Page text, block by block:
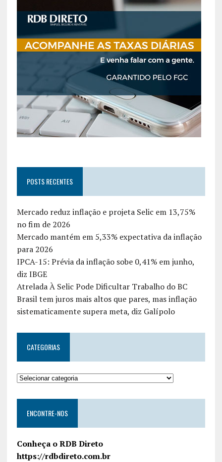
POSTS RECENTES
Mercado reduz inflação e projeta Selic em 13,75%
no fim de 2026
Mercado mantém em 5,33% expectativa da inflação
para 2026
IPCA-15: Prévia da inflação sobe 0,41% em junho,
diz IBGE
Atrelada À Selic Pode Dificultar Trabalho do BC
Brasil tem juros mais altos que pares, mas inflação
sistematicamente supera meta, diz Galípolo
CATEGORIAS
ENCONTRE-NOS
Conheça o RDB Direto
https://rdbdireto.com.br